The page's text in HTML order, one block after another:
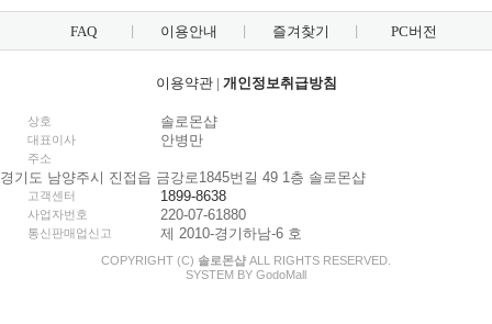
FAQ 이용안내 즐겨찾기 PC버전
이용약관| 개인정보취급방침
상호 솔로몬샵
대표이사 안병만
주소
경기도 남양주시 진접읍 금강로1845번길 49 1층 솔로몬샵
고객센터 1899-8638
사업자번호 220-07-61880
통신판매업신고 제 2010-경기하남-6 호
COPYRIGHT (C) 솔로몬샵 ALL RIGHTS RESERVED.
SYSTEM BY GodoMall